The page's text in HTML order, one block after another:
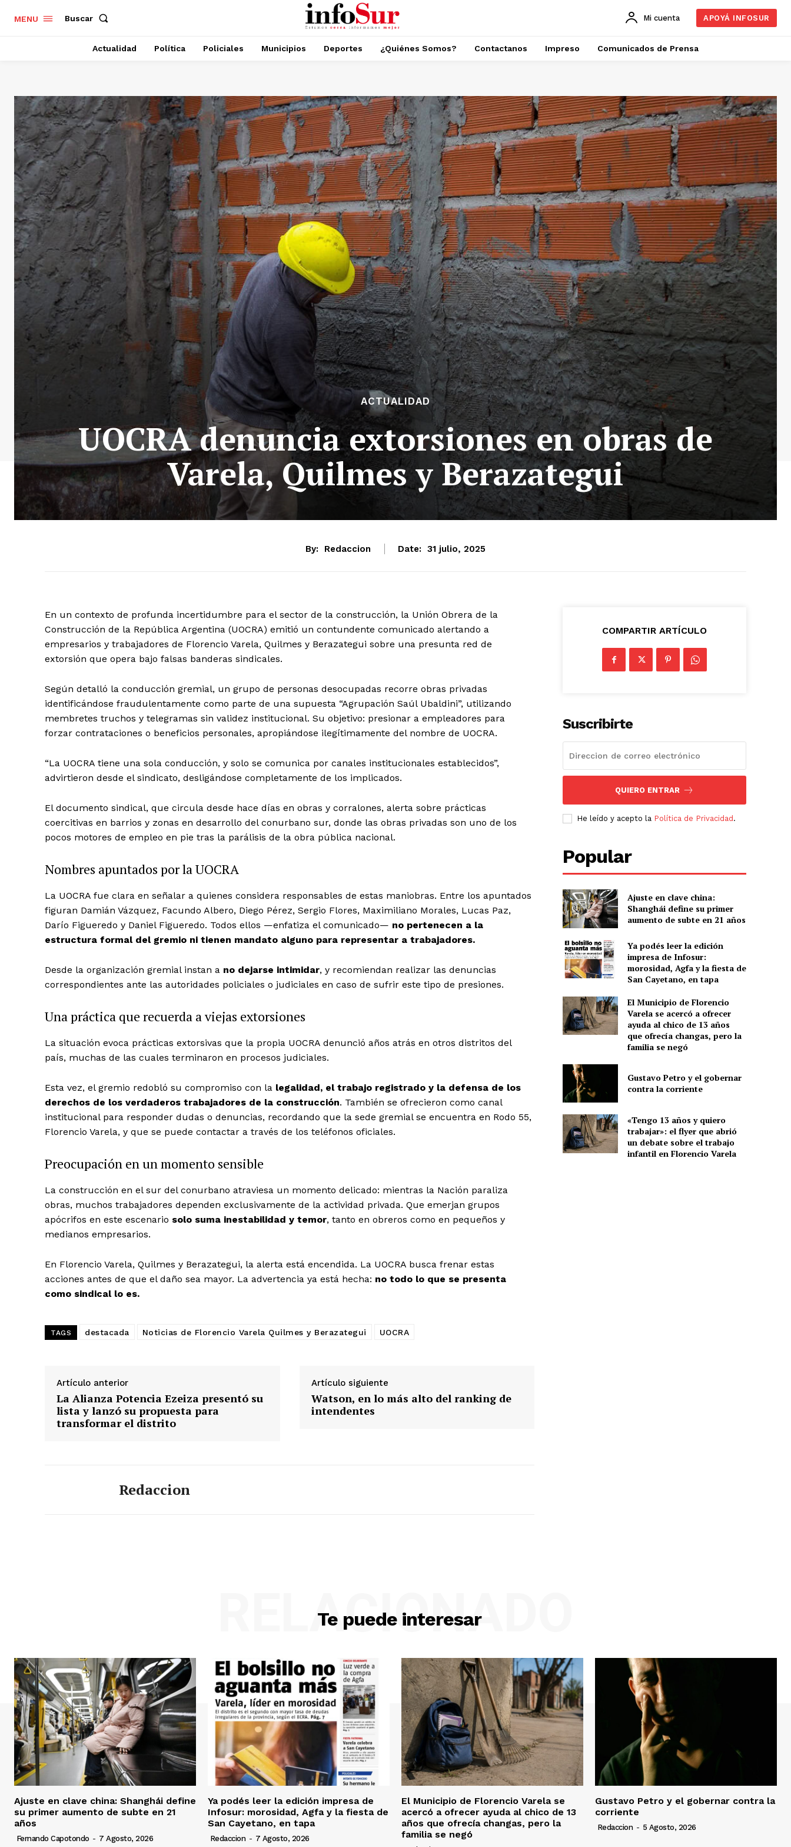
MENU Buscar Mi cuenta APOYÁ INFOSUR
Actualidad Política Policiales Municipios Deportes ¿Quiénes Somos? Contactanos Impreso Comunicados de Prensa
ACTUALIDAD
UOCRA denuncia extorsiones en obras de
Varela, Quilmes y Berazategui
By: Redaccion Date: 31 julio, 2025
En un contexto de profunda incertidumbre para el sector de la construcción, la Unión Obrera de la
Construcción de la República Argentina (UOCRA) emitió un contundente comunicado alertando a
empresarios y trabajadores de Florencio Varela, Quilmes y Berazategui sobre una presunta red de
extorsión que opera bajo falsas banderas sindicales.
Según detalló la conducción gremial, un grupo de personas desocupadas recorre obras privadas
identificándose fraudulentamente como parte de una supuesta “Agrupación Saúl Ubaldini”, utilizando
membretes truchos y telegramas sin validez institucional. Su objetivo: presionar a empleadores para
forzar contrataciones o beneficios personales, apropiándose ilegítimamente del nombre de UOCRA.
“La UOCRA tiene una sola conducción, y solo se comunica por canales institucionales establecidos”,
advirtieron desde el sindicato, desligándose completamente de los implicados.
El documento sindical, que circula desde hace días en obras y corralones, alerta sobre prácticas
coercitivas en barrios y zonas en desarrollo del conurbano sur, donde las obras privadas son uno de los
pocos motores de empleo en pie tras la parálisis de la obra pública nacional.
Nombres apuntados por la UOCRA
La UOCRA fue clara en señalar a quienes considera responsables de estas maniobras. Entre los apuntados
figuran Damián Vázquez, Facundo Albero, Diego Pérez, Sergio Flores, Maximiliano Morales, Lucas Paz,
Darío Figueredo y Daniel Figueredo. Todos ellos —enfatiza el comunicado— no pertenecen a la
estructura formal del gremio ni tienen mandato alguno para representar a trabajadores.
Desde la organización gremial instan a no dejarse intimidar, y recomiendan realizar las denuncias
correspondientes ante las autoridades policiales o judiciales en caso de sufrir este tipo de presiones.
Una práctica que recuerda a viejas extorsiones
La situación evoca prácticas extorsivas que la propia UOCRA denunció años atrás en otros distritos del
país, muchas de las cuales terminaron en procesos judiciales.
Esta vez, el gremio redobló su compromiso con la legalidad, el trabajo registrado y la defensa de los
derechos de los verdaderos trabajadores de la construcción. También se ofrecieron como canal
institucional para responder dudas o denuncias, recordando que la sede gremial se encuentra en Rodo 55,
Florencio Varela, y que se puede contactar a través de los teléfonos oficiales.
Preocupación en un momento sensible
La construcción en el sur del conurbano atraviesa un momento delicado: mientras la Nación paraliza
obras, muchos trabajadores dependen exclusivamente de la actividad privada. Que emerjan grupos
apócrifos en este escenario solo suma inestabilidad y temor, tanto en obreros como en pequeños y
medianos empresarios.
En Florencio Varela, Quilmes y Berazategui, la alerta está encendida. La UOCRA busca frenar estas
acciones antes de que el daño sea mayor. La advertencia ya está hecha: no todo lo que se presenta
como sindical lo es.
TAGS destacada Noticias de Florencio Varela Quilmes y Berazategui UOCRA
Artículo anterior
La Alianza Potencia Ezeiza presentó su
lista y lanzó su propuesta para
transformar el distrito
Artículo siguiente
Watson, en lo más alto del ranking de
intendentes
Redaccion
COMPARTIR ARTÍCULO
Suscribirte
QUIERO ENTRAR
He leído y acepto la Política de Privacidad .
Popular
Ajuste en clave china:
Shanghái define su primer
aumento de subte en 21 años
Ya podés leer la edición
impresa de Infosur:
morosidad, Agfa y la fiesta de
San Cayetano, en tapa
El Municipio de Florencio
Varela se acercó a ofrecer
ayuda al chico de 13 años
que ofrecía changas, pero la
familia se negó
Gustavo Petro y el gobernar
contra la corriente
«Tengo 13 años y quiero
trabajar»: el flyer que abrió
un debate sobre el trabajo
infantil en Florencio Varela
Te puede interesar
RELACIONADO
Ajuste en clave china: Shanghái define
su primer aumento de subte en 21
años
Fernando Capotondo - 7 Agosto, 2026
Ya podés leer la edición impresa de
Infosur: morosidad, Agfa y la fiesta de
San Cayetano, en tapa
Redaccion - 7 Agosto, 2026
El Municipio de Florencio Varela se
acercó a ofrecer ayuda al chico de 13
años que ofrecía changas, pero la
familia se negó
Gustavo Petro y el gobernar contra la
corriente
Redaccion - 5 Agosto, 2026